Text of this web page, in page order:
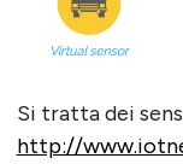
Si tratta dei
http://